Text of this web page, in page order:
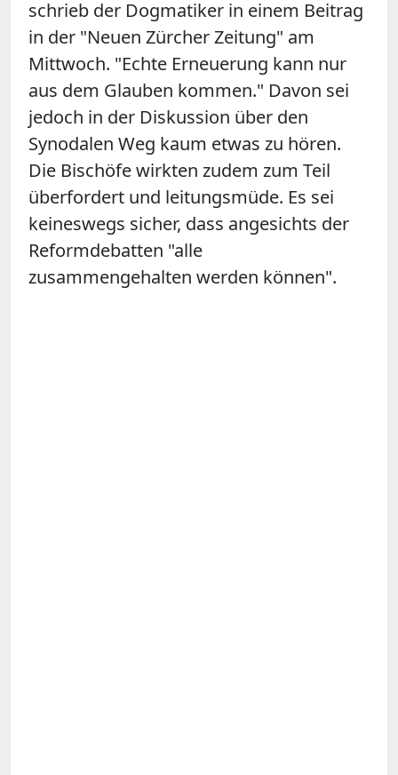
schrieb der Dogmatiker in einem Beitrag
in der "Neuen Zürcher Zeitung" am
Mittwoch. "Echte Erneuerung kann nur
aus dem Glauben kommen." Davon sei
jedoch in der Diskussion über den
Synodalen Weg kaum etwas zu hören.
Die Bischöfe wirkten zudem zum Teil
überfordert und leitungsmüde. Es sei
keineswegs sicher, dass angesichts der
Reformdebatten "alle
zusammengehalten werden können".